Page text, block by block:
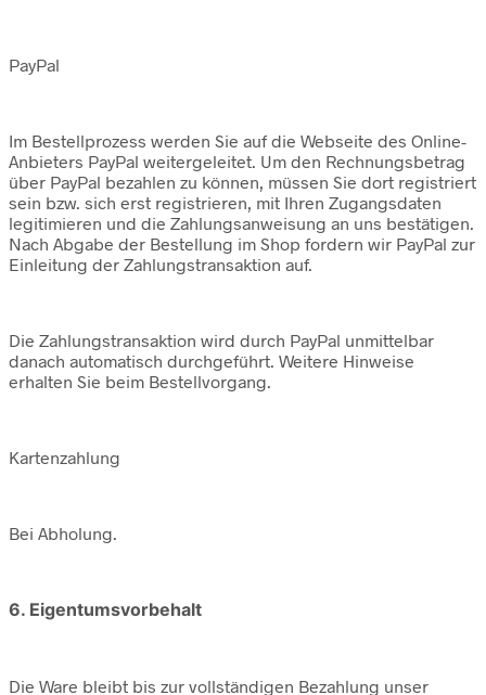
PayPal
Im Bestellprozess werden Sie auf die Webseite des Online-
Anbieters PayPal weitergeleitet. Um den Rechnungsbetrag
über PayPal bezahlen zu können, müssen Sie dort registriert
sein bzw. sich erst registrieren, mit Ihren Zugangsdaten
legitimieren und die Zahlungsanweisung an uns bestätigen.
Nach Abgabe der Bestellung im Shop fordern wir PayPal zur
Einleitung der Zahlungstransaktion auf.
Die Zahlungstransaktion wird durch PayPal unmittelbar
danach automatisch durchgeführt. Weitere Hinweise
erhalten Sie beim Bestellvorgang.
Kartenzahlung
Bei Abholung.
6. Eigentumsvorbehalt
Die Ware bleibt bis zur vollständigen Bezahlung unser